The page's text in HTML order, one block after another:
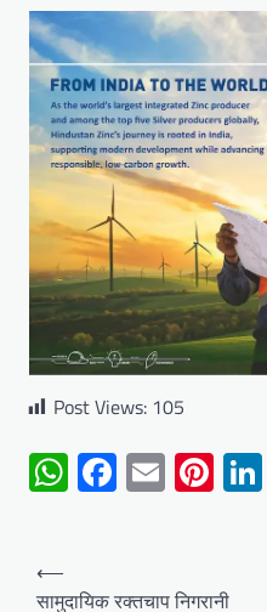
Post Views: 105
WhatsApp
Facebook
Email
Post
navigation
⟵
सामुदायिक रक्तचाप निगरानी